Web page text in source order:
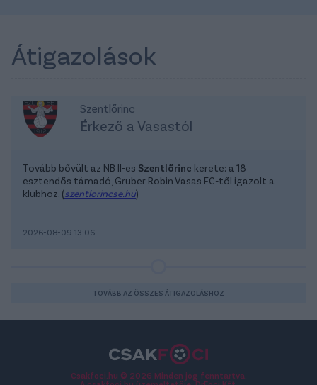
Átigazolások
Szentlőrinc
Érkező a Vasastól
Tovább bővült az NB II-es Szentlőrinc kerete: a 18
esztendős támadó, Gruber Robin Vasas FC-től igazolt a
klubhoz. (szentlorincse.hu)
2026-08-09 13:06
TOVÁBB AZ ÖSSZES ÁTIGAZOLÁSHOZ
Csakfoci.hu © 2026 Minden jog fenntartva.